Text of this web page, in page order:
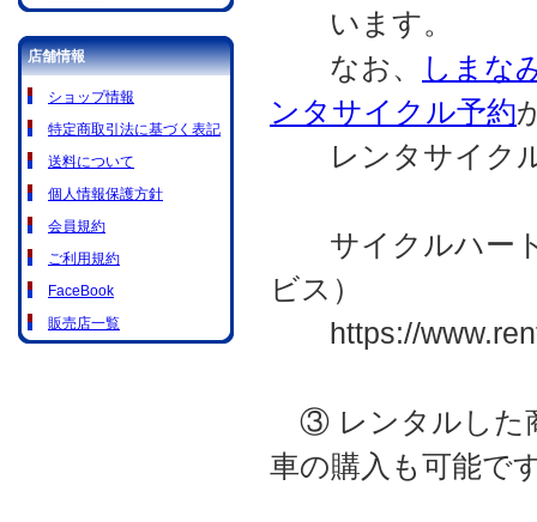
います。
なお、
しまな
ンタサイクル予約
レンタサイクル
サイクルハート
ビス）
https://
③ レンタルした
車の購入も可能で
店舗情報
ショップ情報
特定商取引法に基づく表記
送料について
個人情報保護方針
会員規約
ご利用規約
FaceBook
販売店一覧